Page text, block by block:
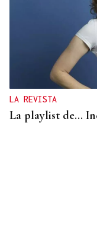
LA REVISTA
La playlist de...